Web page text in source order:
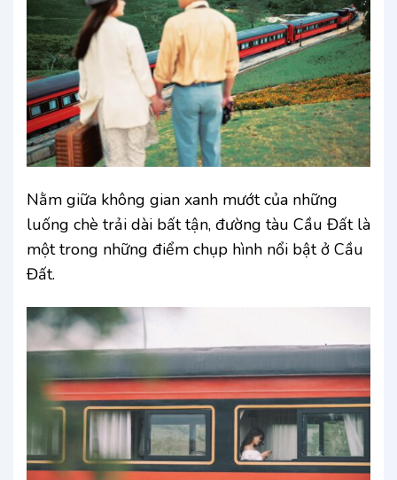
Nằm giữa không gian xanh mướt của những
luống chè trải dài bất tận, đường tàu Cầu Đất là
một trong những điểm chụp hình nổi bật ở Cầu
Đất.